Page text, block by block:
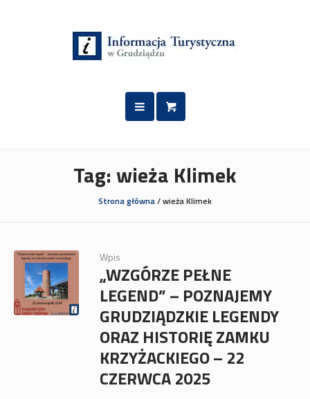
Tag:wieża Klimek
Strona główna/wieża Klimek
Wpis
„WZGÓRZE PEŁNE
LEGEND” – POZNAJEMY
GRUDZIĄDZKIE LEGENDY
ORAZ HISTORIĘ ZAMKU
KRZYŻACKIEGO – 22
CZERWCA 2025